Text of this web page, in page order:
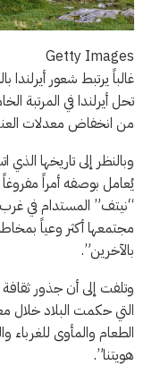
Getty Images
غالباً يرتبط شعور أيرلندا
تحل أيرلندا في المرتبة
من انخفاض معدلات
وبالنظر إلى تاريخها
يُعامل بوصفه أمراً
“نيتف” المستدام في غرب
مجتمعها أكثر وعياً
بالآخرين”.
وتلفت إلى أن جذور ثقافة
التي حكمت البلاد خلال
الطعام والمأوى
هويتنا”.